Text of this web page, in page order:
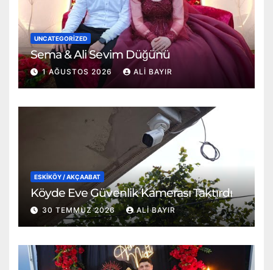
UNCATEGORIZED
Sema & Ali Sevim Düğünü
1 AĞUSTOS 2026 ALI BAYIR
ESKİKÖY / AKÇAABAT
Köyde Eve Güvenlik Kamerası Taktırdı
30 TEMMUZ 2026 ALI BAYIR